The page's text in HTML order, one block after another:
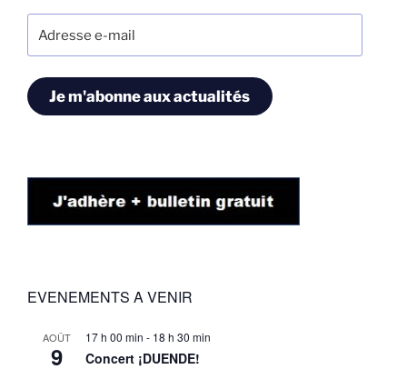
e-
Je m'abonne aux actualités
EVENEMENTS A VENIR
AOÛT
9
17 h 00 min - 18 h 30 min
Concert ¡DUENDE!